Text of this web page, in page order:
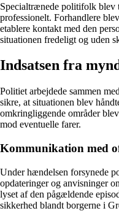
Specialtrænede politifolk blev
professionelt. Forhandlere
etablere kontakt med den
situationen fredeligt og uden
Indsatsen fra
Politiet arbejdede sammen
sikre, at situationen blev
omkringliggende områder
mod eventuelle farer.
Kommunikation med
Under hændelsen forsynede
opdateringer og anvisninger
lyset af den pågældende
sikkerhed blandt borgerne i